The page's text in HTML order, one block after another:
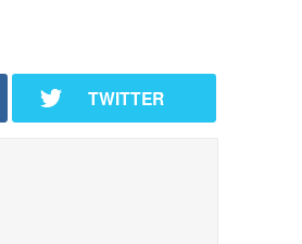
TWITTER